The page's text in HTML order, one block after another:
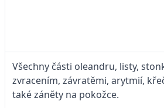
Všechny části oleandru, listy,
zvracením, závratěmi, arytmií,
také záněty na pokožce.